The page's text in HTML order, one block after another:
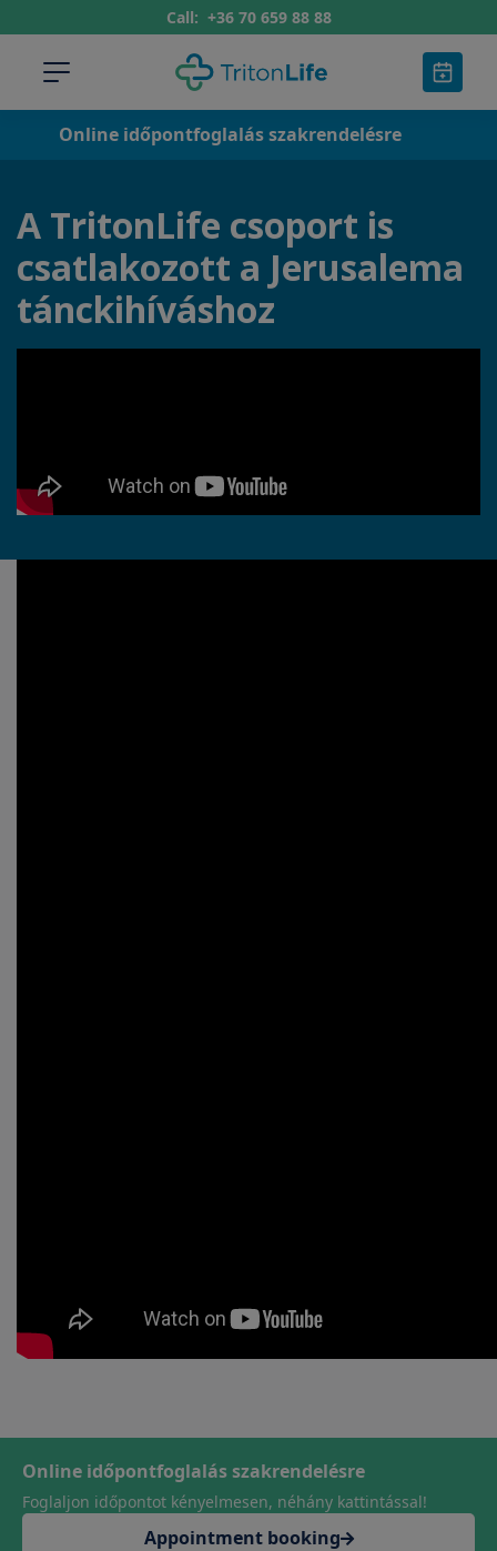
Call: +36 70 659 88 88
Online időpontfoglalás szakrendelésre
A TritonLife csoport is
csatlakozott a Jerusalema
tánckihíváshoz
Online időpontfoglalás szakrendelésre
Foglaljon időpontot kényelmesen, néhány kattintással!
Appointment booking